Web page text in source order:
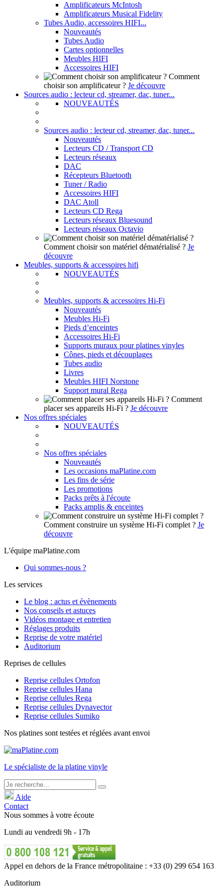
Amplificateurs McIntosh
Amplificateurs Musical Fidelity
Tubes Audio, accessoires HIFI...
Nouveautés
Tubes Audio
Cartes optionnelles
Meubles HIFI
Accessoires HIFI
Comment
choisir son amplificateur ? Je découvre
Sources audio : lecteur cd, streamer, dac, tuner...
NOUVEAUTÉS
Sources audio : lecteur cd, streamer, dac, tuner...
Nouveautés
Lecteurs CD / Transport CD
Lecteurs réseaux
DAC
Récepteurs Bluetooth
Tuner / Radio
Accessoires HIFI
DAC Atoll
Lecteurs CD Rega
Lecteurs réseaux Bluesound
Lecteurs réseaux Octavio
Comment choisir son matériel dématérialisé ? Je
découvre
Meubles, supports & accessoires hifi
NOUVEAUTÉS
Meubles, supports & accessoires Hi-Fi
Nouveautés
Meubles Hi-Fi
Pieds d’enceintes
Accessoires Hi-Fi
Supports muraux pour platines vinyles
Cônes, pieds et découplages
Tubes audio
Livres
Meubles HIFI Norstone
Support mural Rega
Comment
placer ses appareils Hi-Fi ? Je découvre
Nos offres spéciales
NOUVEAUTÉS
Nos offres spéciales
Nouveautés
Les occasions maPlatine.com
Les fins de série
Les promotions
Packs prêts à l'écoute
Packs amplis & enceintes
Comment construire un système Hi-Fi complet ? Je
découvre
L'équipe maPlatine.com
Qui sommes-nous ?
Les services
Le blog : actus et évènements
Nos conseils et astuces
Vidéos montage et entretien
Réglages produits
Reprise de votre matériel
Auditorium
Reprises de cellules
Reprise cellules Ortofon
Reprise cellules Hana
Reprise cellules Rega
Reprise cellules Dynavector
Reprise cellules Sumiko
Nos platines sont testées et réglées avant envoi
Le spécialiste de la platine vinyle
Aide
Contact
Nous sommes à votre écoute
Lundi au vendredi 9h - 17h
Appel en dehors de la France métropolitaine : +33 (0) 299 654 163
Auditorium